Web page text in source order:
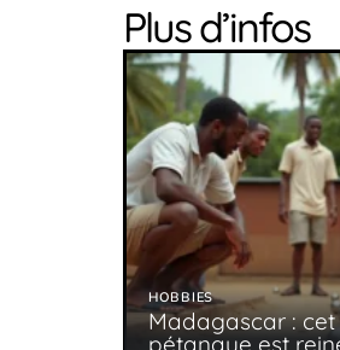
Plus d’infos
HOBBIES
Madagascar :
pétanque est